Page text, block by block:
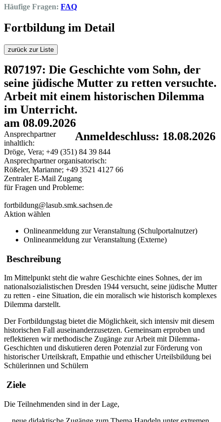
Häufige Fragen: FAQ
Fortbildung im Detail
zurück zur Liste
R07197: Die Geschichte vom Sohn, der
seine jüdische Mutter zu retten versuchte.
Arbeit mit einem historischen Dilemma
im Unterricht.
am 08.09.2026
Anmeldeschluss: 18.08.2026
Ansprechpartner
inhaltlich:
Dröge, Vera; +49 (351) 84 39 844
Ansprechpartner organisatorisch:
Rößeler, Marianne; +49 3521 4127 66
Zentraler E-Mail Zugang
für Fragen und Probleme:
fortbildung@lasub.smk.sachsen.de
Aktion wählen
Onlineanmeldung zur Veranstaltung (Schulportalnutzer)
Onlineanmeldung zur Veranstaltung (Externe)
Beschreibung
Im Mittelpunkt steht die wahre Geschichte eines Sohnes, der im
nationalsozialistischen Dresden 1944 versucht, seine jüdische Mutter
zu retten - eine Situation, die ein moralisch wie historisch komplexes
Dilemma darstellt.
Der Fortbildungstag bietet die Möglichkeit, sich intensiv mit diesem
historischen Fall auseinanderzusetzen. Gemeinsam erproben und
reflektieren wir methodische Zugänge zur Arbeit mit Dilemma-
Geschichten und diskutieren deren Potenzial zur Förderung von
historischer Urteilskraft, Empathie und ethischer Urteilsbildung bei
Schülerinnen und Schülern
Ziele
Die Teilnehmenden sind in der Lage,